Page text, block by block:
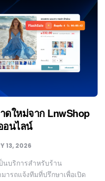
ดใหม่จาก LnwShop
อนไลน์
13, 2026
นบริการสำหรับร้าน
ารถแจ้งทีมที่ปรึกษาเพื่อเปิด